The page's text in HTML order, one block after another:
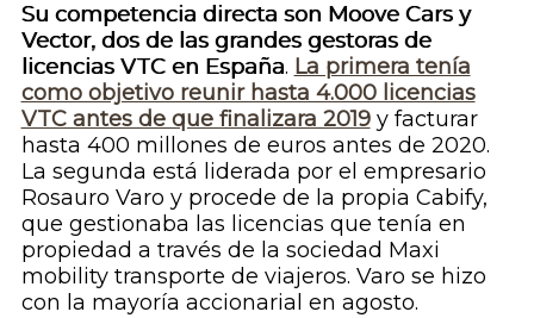
Su competencia directa son Moove Cars y
Vector, dos de las grandes gestoras de
licencias VTC en España. La primera tenía
como objetivo reunir hasta 4.000 licencias
VTC antes de que finalizara 2019y facturar
hasta 400 millones de euros antes de 2020.
La segunda está liderada por el empresario
Rosauro Varo y procede de la propia Cabify,
que gestionaba las licencias que tenía en
propiedad a través de la sociedad Maxi
mobility transporte de viajeros. Varo se hizo
con la mayoría accionarial en agosto.